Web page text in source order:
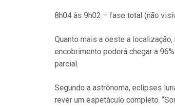
8h04 às 9h02 – fase total (não
Quanto mais a oeste a
encobrimento poderá chegar a
parcial.
Segundo a astrônoma, eclipses
rever um espetáculo completo.